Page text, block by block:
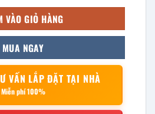
VÀO GIỎ HÀNG
MUA NGAY
VẤN LẮP ĐẶT TẠI NHÀ
Miễn phí 100%